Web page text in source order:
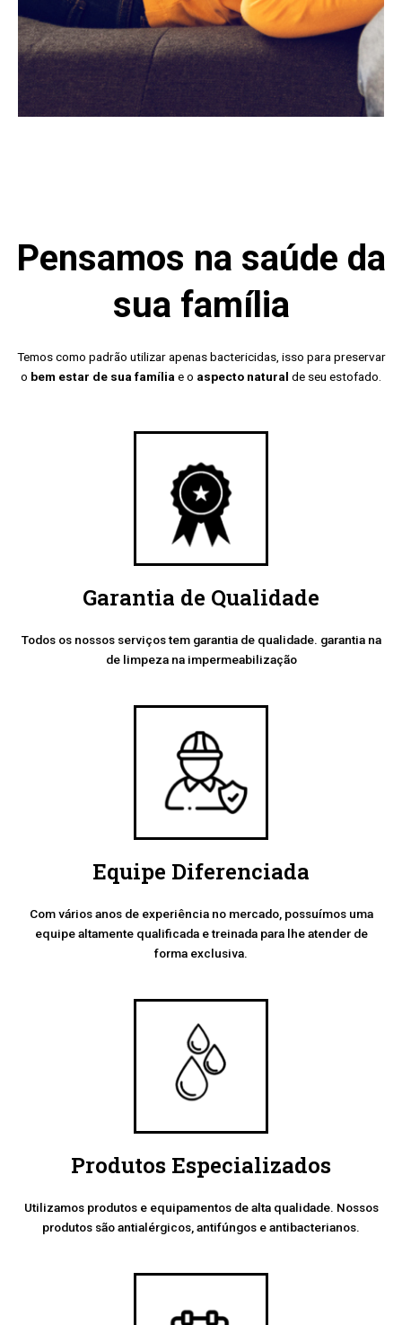
Pensamos na saúde da
sua família
Temos como padrão utilizar apenas bactericidas, isso para preservar
o bem estar de sua família e o aspecto natural de seu estofado.
Garantia de Qualidade
Todos os nossos serviços tem garantia de qualidade. garantia na
de limpeza na impermeabilização
Equipe Diferenciada
Com vários anos de experiência no mercado, possuímos uma
equipe altamente qualificada e treinada para lhe atender de
forma exclusiva.
Produtos Especializados
Utilizamos produtos e equipamentos de alta qualidade. Nossos
produtos são antialérgicos, antifúngos e antibacterianos.